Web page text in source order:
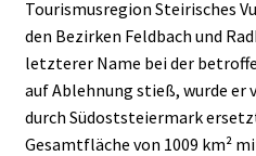
Tourismusregion Steirisches
den Bezirken Feldbach und
letzterer Name bei der
auf Ablehnung stieß, wurde er
durch Südoststeiermark
Gesamtfläche von 1009 km²